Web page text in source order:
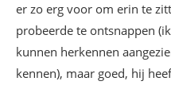
er zo erg voor om erin te
probeerde te ontsnappen
kunnen herkennen
kennen), maar goed, hij